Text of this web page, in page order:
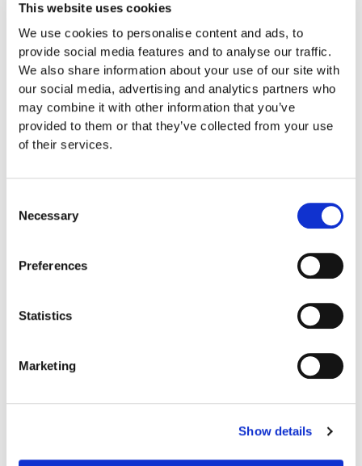
This website uses cookies
We use cookies to personalise content and ads, to
provide social media features and to analyse our traffic.
We also share information about your use of our site with
our social media, advertising and analytics partners who
may combine it with other information that you’ve
provided to them or that they’ve collected from your use
of their services.
Selection
Necessary
Preferences
Statistics
Marketing
Show details
E-postadress
sperring@commfides.com
Alternativt kan du fylla i det här formuläret:
postadresse
melding